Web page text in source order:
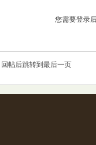
您需要登录
回帖后跳转到最后一页